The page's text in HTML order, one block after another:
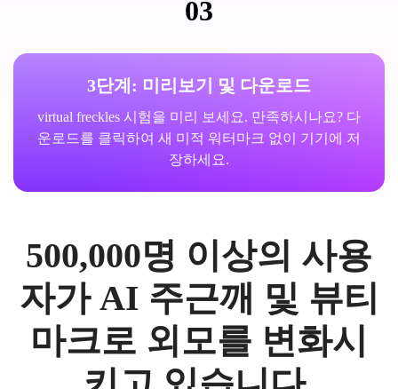
03
3단계: 미리보기 및 다운로드
virtual freckles 시험을 미리 보세요. 만족하시나요? 다
운로드를 클릭하여 새 미적 워터마크 없이 기기에 저
장하세요.
500,000명 이상의 사용
자가 AI 주근깨 및 뷰티
마크로 외모를 변화시